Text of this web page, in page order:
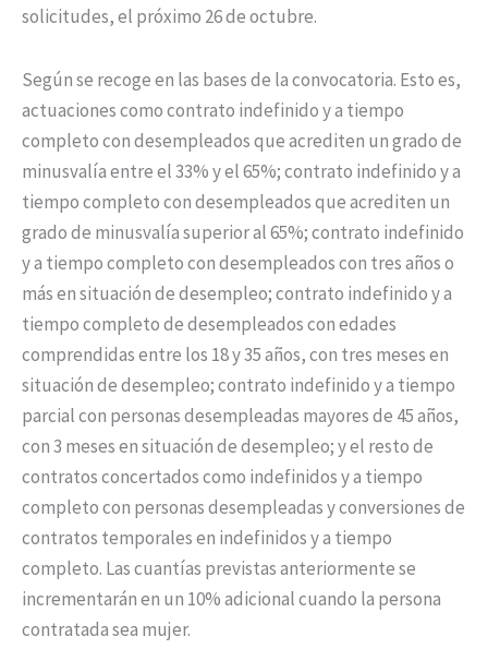
solicitudes, el próximo 26 de octubre.
Según se recoge en las bases de la convocatoria. Esto es,
actuaciones como contrato indefinido y a tiempo
completo con desempleados que acrediten un grado de
minusvalía entre el 33% y el 65%; contrato indefinido y a
tiempo completo con desempleados que acrediten un
grado de minusvalía superior al 65%; contrato indefinido
y a tiempo completo con desempleados con tres años o
más en situación de desempleo; contrato indefinido y a
tiempo completo de desempleados con edades
comprendidas entre los 18 y 35 años, con tres meses en
situación de desempleo; contrato indefinido y a tiempo
parcial con personas desempleadas mayores de 45 años,
con 3 meses en situación de desempleo; y el resto de
contratos concertados como indefinidos y a tiempo
completo con personas desempleadas y conversiones de
contratos temporales en indefinidos y a tiempo
completo. Las cuantías previstas anteriormente se
incrementarán en un 10% adicional cuando la persona
contratada sea mujer.